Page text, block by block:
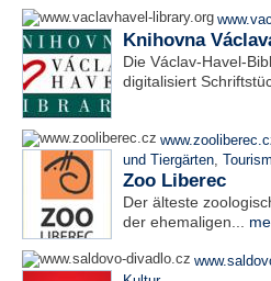
Knihovna
Die Václav-Havel-
digitalisiert
und Tiergärten,
Zoo Liberec
Der älteste
der ehemaligen...